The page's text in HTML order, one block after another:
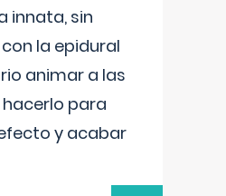
innata, sin
la epidural
animar a las
para
y acabar